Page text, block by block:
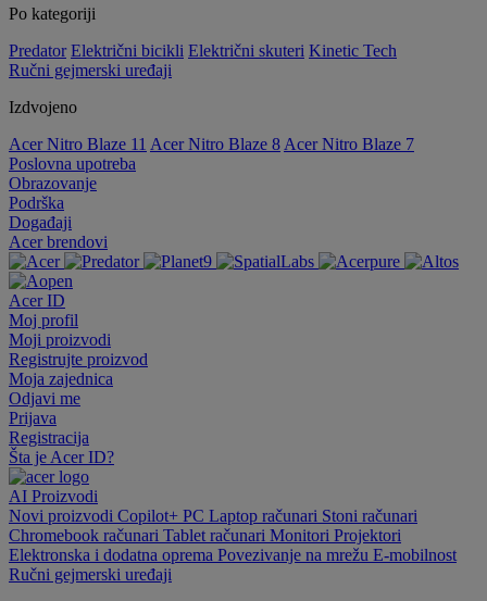
Po kategoriji
Predator Električni bicikli Električni skuteri Kinetic Tech
Ručni gejmerski uređaji
Izdvojeno
Acer Nitro Blaze 11 Acer Nitro Blaze 8 Acer Nitro Blaze 7
Poslovna upotreba
Obrazovanje
Podrška
Događaji
Acer brendovi
Acer ID
Moj profil
Moji proizvodi
Registrujte proizvod
Moja zajednica
Odjavi me
Prijava
Registracija
Šta je Acer ID?
AI Proizvodi
Novi proizvodi Copilot+ PC Laptop računari Stoni računari
Chromebook računari Tablet računari Monitori Projektori
Elektronska i dodatna oprema Povezivanje na mrežu E-mobilnost
Ručni gejmerski uređaji